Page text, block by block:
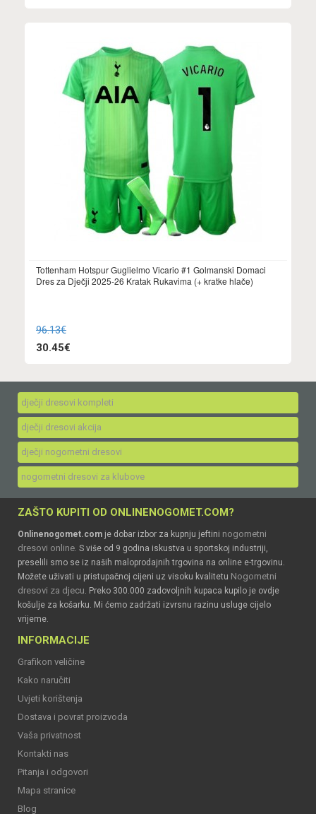
Tottenham Hotspur Guglielmo Vicario #1 Golmanski Domaci
Dres za Dječji 2025-26 Kratak Rukavima (+ kratke hlače)
96.13€
30.45€
dječji dresovi kompleti
dječji dresovi akcija
dječji nogometni dresovi
nogometni dresovi za klubove
ZAŠTO KUPITI OD ONLINENOGOMET.COM?
Onlinenogomet.com je dobar izbor za kupnju jeftini nogometni
dresovi online. S više od 9 godina iskustva u sportskoj industriji,
preselili smo se iz naših maloprodajnih trgovina na online e-trgovinu.
Možete uživati u pristupačnoj cijeni uz visoku kvalitetu Nogometni
dresovi za djecu. Preko 300.000 zadovoljnih kupaca kupilo je ovdje
košulje za košarku. Mi ćemo zadržati izvrsnu razinu usluge cijelo
vrijeme.
INFORMACIJE
Grafikon veličine
Kako naručiti
Uvjeti korištenja
Dostava i povrat proizvoda
Vaša privatnost
Kontakti nas
Pitanja i odgovori
Mapa stranice
Blog